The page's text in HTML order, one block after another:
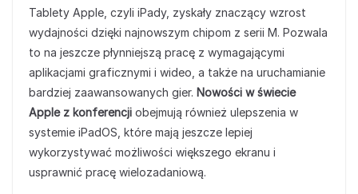
Tablety Apple, czyli iPady, zyskały znaczący wzrost
wydajności dzięki najnowszym chipom z serii M. Pozwala
to na jeszcze płynniejszą pracę z wymagającymi
aplikacjami graficznymi i wideo, a także na uruchamianie
bardziej zaawansowanych gier. Nowości w świecie
Apple z konferencji obejmują również ulepszenia w
systemie iPadOS, które mają jeszcze lepiej
wykorzystywać możliwości większego ekranu i
usprawnić pracę wielozadaniową.